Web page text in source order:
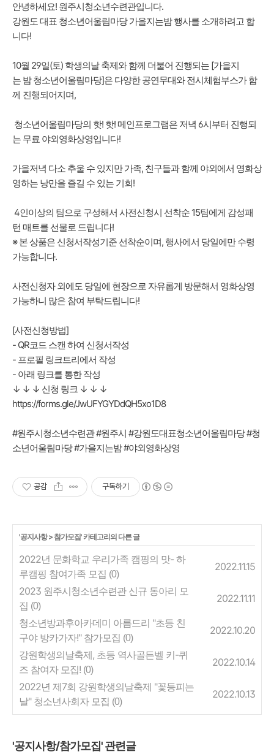
안녕하세요! 원주시청소년수련관입니다.
강원도 대표 청소년어울림마당 가을지는밤 행사를 소개하려고 합
니다!
10월 29일(토) 학생의날 축제와 함께 더불어 진행되는 [가을지
는 밤 청소년어울림마당]은 다양한 공연무대와 전시체험부스가 함
께 진행되어지며,
청소년어울림마당의 핫! 핫! 메인프로그램은 저녁 6시부터 진행되
는 무료 야외영화상영입니다!
가을저녁 다소 추울 수 있지만 가족, 친구들과 함께 야외에서 영화상
영하는 낭만을 즐길 수 있는 기회!
4인이상의 팀으로 구성해서 사전신청시 선착순 15팀에게 감성패
턴 매트를 선물로 드립니다!
※ 본 상품은 신청서작성기준 선착순이며, 행사에서 당일에만 수령
가능합니다.
사전신청자 외에도 당일에 현장으로 자유롭게 방문해서 영화상영
가능하니 많은 참여 부탁드립니다!
[사전신청방법]
- QR코드 스캔 하여 신청서작성
- 프로필 링크트리에서 작성
- 아래 링크를 통한 작성
↓ ↓ ↓ 신청 링크 ↓ ↓ ↓
https://forms.gle/JwUFYGYDdQH5xo1D8
#원주시청소년수련관 #원주시 #강원도대표청소년어울림마당 #청
소년어울림마당 #가을지는밤 #야외영화상영
공감 구독하기
'공지사항> 참가모집' 카테고리의 다른 글
2022년 문화학교 우리가족 캠핑의 맛- 하
루캠핑 참여가족 모집 (0)
2022.11.15
2023 원주시청소년수련관 신규 동아리 모
집 (0)
2022.11.11
청소년방과후아카데미 아름드리 "초등 친
구야 방카가자!" 참가모집 (0)
2022.10.20
강원학생의날축제, 초등 역사골든벨 키-퀴
즈 참여자 모집! (0)
2022.10.14
2022년 제7회 강원학생의날축제 "꽃등피는
날" 청소년사회자 모집 (0)
2022.10.13
'공지사항/참가모집' 관련글